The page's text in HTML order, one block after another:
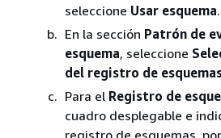
seleccione Usar esquema.
En la sección Patrón de
esquema, seleccione
del registro de
Para el Registro de
cuadro desplegable e
registro de esquemas,